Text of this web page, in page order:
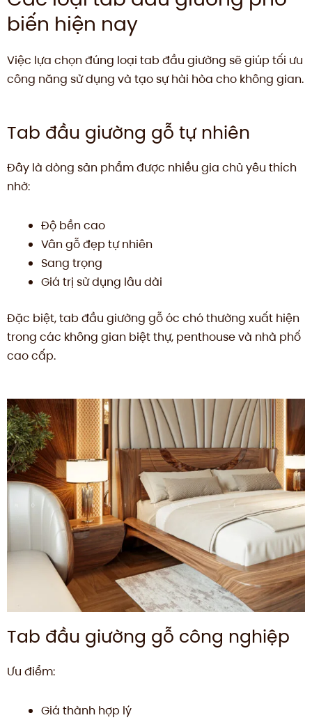
biến hiện nay
Việc lựa chọn đúng loại tab đầu giường sẽ giúp tối ưu
công năng sử dụng và tạo sự hài hòa cho không gian.
Tab đầu giường gỗ tự nhiên
Đây là dòng sản phẩm được nhiều gia chủ yêu thích
nhờ:
Độ bền cao
Vân gỗ đẹp tự nhiên
Sang trọng
Giá trị sử dụng lâu dài
Đặc biệt, tab đầu giường gỗ óc chó thường xuất hiện
trong các không gian biệt thự, penthouse và nhà phố
cao cấp.
Tab đầu giường gỗ công nghiệp
Ưu điểm:
Giá thành hợp lý